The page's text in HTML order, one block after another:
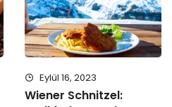
Eylül 16, 2023
Wiener Schnitzel: